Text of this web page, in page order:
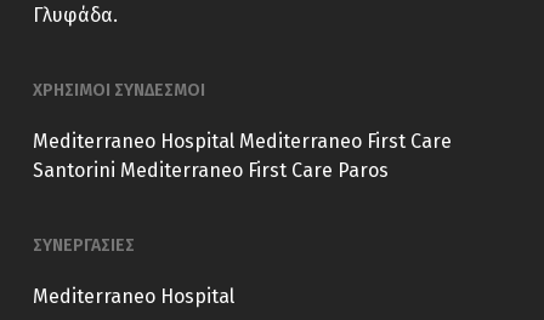
Γλυφάδα.
ΧΡΗΣΙΜΟΙ ΣΥΝΔΕΣΜΟΙ
Mediterraneo Hospital Mediterraneo First Care
Santorini Mediterraneo First Care Paros
ΣΥΝΕΡΓΑΣΙΕΣ
Mediterraneo Hospital